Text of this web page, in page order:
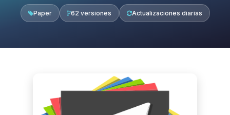
Paper 62 versiones Actualizaciones diarias